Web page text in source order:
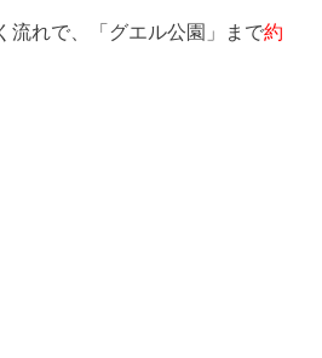
流れで、「グエル公園」まで約